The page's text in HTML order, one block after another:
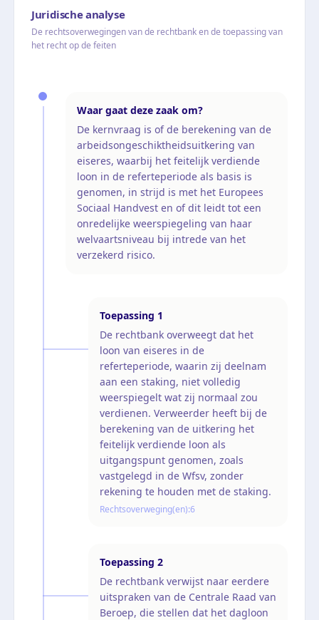
Juridische analyse
De rechtsoverwegingen van de rechtbank en de toepassing van
het recht op de feiten
Waar gaat deze zaak om?
De kernvraag is of de berekening van de
arbeidsongeschiktheidsuitkering van
eiseres, waarbij het feitelijk verdiende
loon in de referteperiode als basis is
genomen, in strijd is met het Europees
Sociaal Handvest en of dit leidt tot een
onredelijke weerspiegeling van haar
welvaartsniveau bij intrede van het
verzekerd risico.
Toepassing 1
De rechtbank overweegt dat het
loon van eiseres in de
referteperiode, waarin zij deelnam
aan een staking, niet volledig
weerspiegelt wat zij normaal zou
verdienen. Verweerder heeft bij de
berekening van de uitkering het
feitelijk verdiende loon als
uitgangspunt genomen, zoals
vastgelegd in de Wfsv, zonder
rekening te houden met de staking.
Rechtsoverweging(en):6
Toepassing 2
De rechtbank verwijst naar eerdere
uitspraken van de Centrale Raad van
Beroep, die stellen dat het dagloon